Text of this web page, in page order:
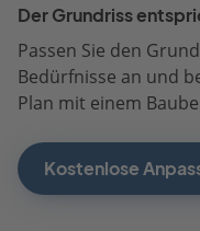
Der Grundriss
Passen Sie den
Bedürfnisse an und
Plan mit einem
Kostenlose